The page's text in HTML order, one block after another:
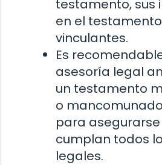
testamento, sus
en el
vinculantes.
Es
asesoría legal
un testamento
o
para
cumplan todos
legales.